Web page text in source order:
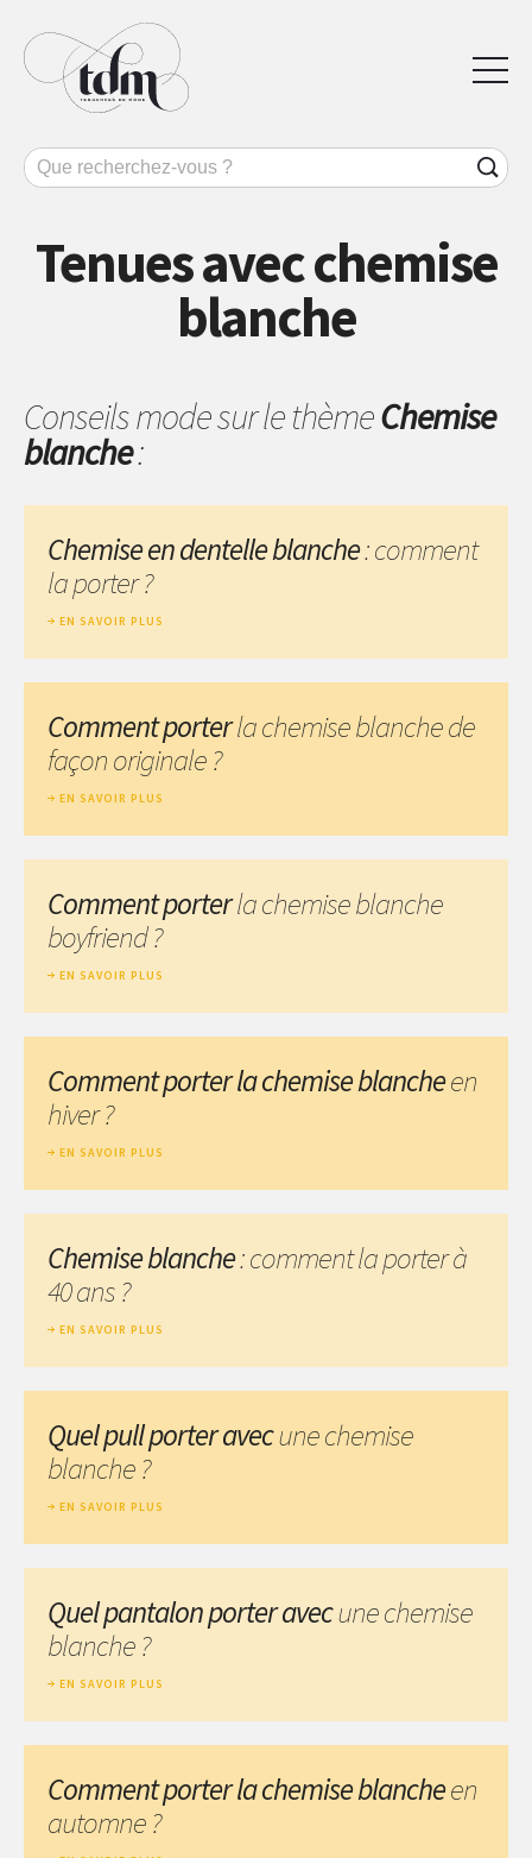
Tenues avec chemise
blanche
Conseils mode sur le thèmeChemise
blanche:
Chemise en dentelle blanche: comment
la porter ?
EN SAVOIR PLUS
Comment porterla chemise blanche de
façon originale ?
EN SAVOIR PLUS
Comment porterla chemise blanche
boyfriend ?
EN SAVOIR PLUS
Comment porter la chemise blancheen
hiver ?
EN SAVOIR PLUS
Chemise blanche: comment la porter à
40 ans ?
EN SAVOIR PLUS
Quel pull porter avecune chemise
blanche ?
EN SAVOIR PLUS
Quel pantalon porter avecune chemise
blanche ?
EN SAVOIR PLUS
Comment porter la chemise blancheen
automne ?